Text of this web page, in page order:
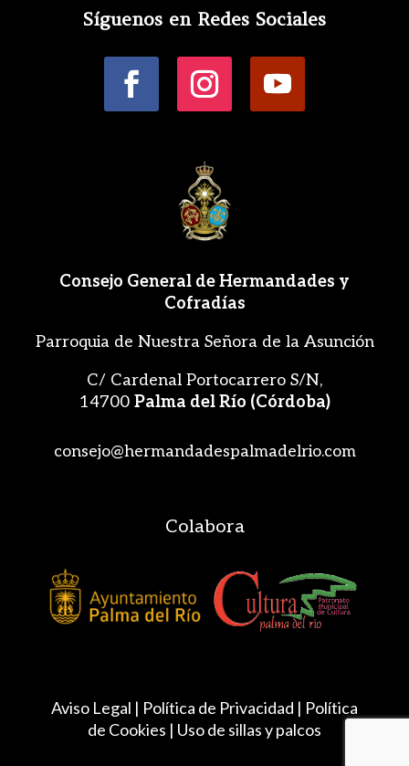
Síguenos en Redes Sociales
Consejo General de Hermandades y
Cofradías
Parroquia de Nuestra Señora de la Asunción
C/ Cardenal Portocarrero S/N,
14700 Palma del Río (Córdoba)
consejo@hermandadespalmadelrio.com
Colabora
Aviso Legal | Política de Privacidad | Política
de Cookies | Uso de sillas y palcos